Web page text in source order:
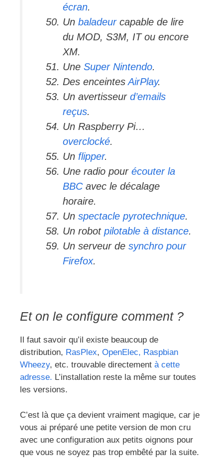
écran.
Unbaladeurcapable de lire
du MOD, S3M, IT ou encore
XM.
UneSuper Nintendo.
Des enceintesAirPlay.
Un avertisseurd’emails
reçus.
Un Raspberry Pi…
overclocké.
Un flipper.
Une radio pourécouter la
BBCavec le décalage
horaire.
Unspectacle pyrotechnique.
Un robotpilotable à distance.
Un serveur desynchro pour
Firefox.
Et on le configure comment ?
Il faut savoir qu’il existe beaucoup de
distribution, RasPlex, OpenElec, Raspbian
Wheezy, etc. trouvable directement à cette
adresse. L’installation reste la même sur toutes
les versions.
C’est là que ça devient vraiment magique, car je
vous ai préparé une petite version de mon cru
avec une configuration aux petits oignons pour
que vous ne soyez pas trop embêté par la suite.